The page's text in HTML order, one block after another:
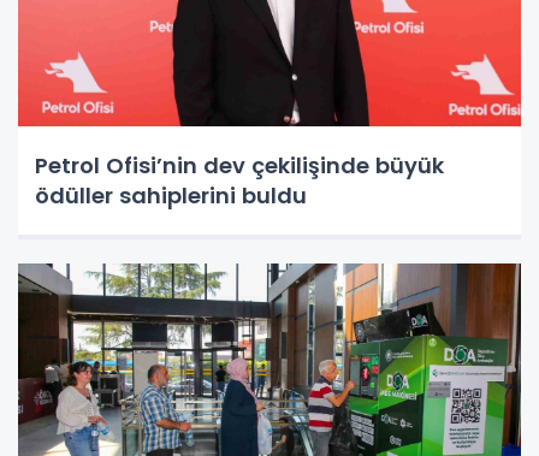
Petrol Ofisi’nin dev çekilişinde büyük
ödüller sahiplerini buldu